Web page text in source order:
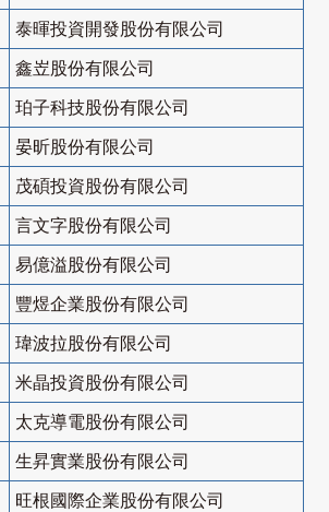
泰暉投資開發股份有限公司
鑫岦股份有限公司
珀子科技股份有限公司
晏昕股份有限公司
茂碩投資股份有限公司
言文字股份有限公司
易億溢股份有限公司
豐煜企業股份有限公司
瑋波拉股份有限公司
米晶投資股份有限公司
太克導電股份有限公司
生昇實業股份有限公司
旺根國際企業股份有限公司